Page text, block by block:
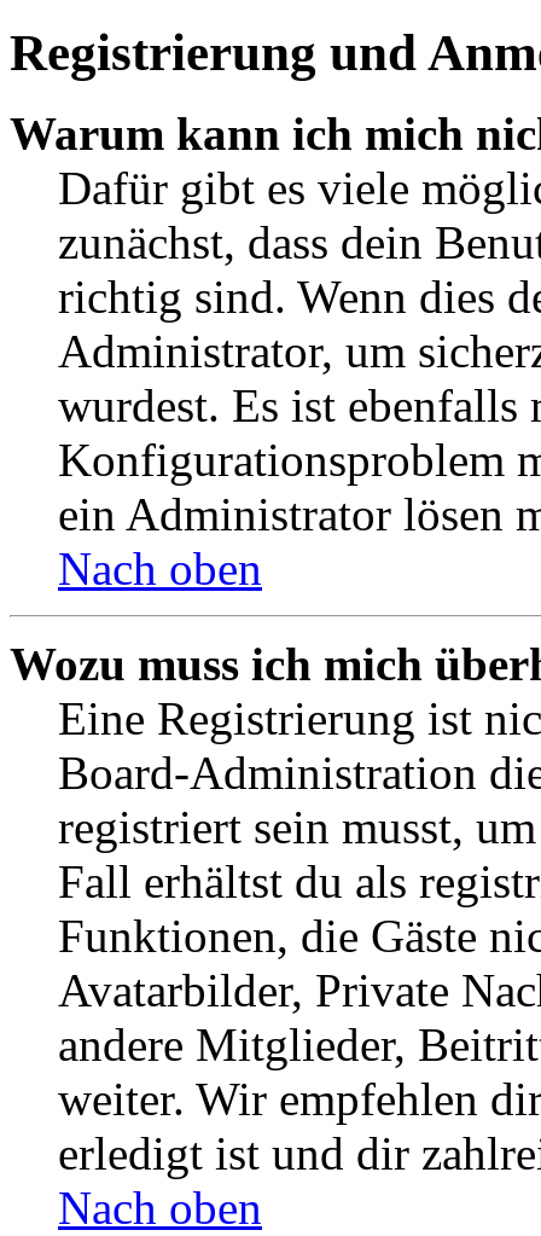
Registrierung und
Warum kann ich mich
Dafür gibt es viele
zunächst, dass dein
richtig sind. Wenn dies
Administrator, um
wurdest. Es ist ebenfalls
Konfigurationsproblem
ein Administrator lösen
Nach oben
Wozu muss ich mich
Eine Registrierung ist
Board-Administration
registriert sein musst,
Fall erhältst du als
Funktionen, die Gäste
Avatarbilder, Private
andere Mitglieder,
weiter. Wir empfehlen
erledigt ist und dir
Nach oben